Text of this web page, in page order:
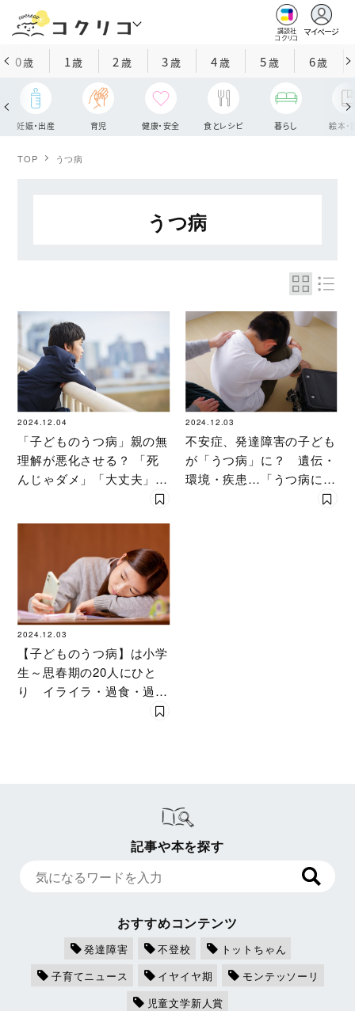
講談社
コクリコ
マイページ
0歳 1歳 2 歳 3歳 4歳 5歳 6歳
妊娠・出産 育児 健康・安全 食とレシピ 暮らし 絵本・
TOP うつ病
うつ病
2024.12.04
「子どものうつ病」親の無
理解が悪化させる？ 「死
んじゃダメ」「大丈夫」と
は言わない親の見守り方
2024.12.03
不安症、発達障害の子ども
が「うつ病」に？ 遺伝・
環境・疾患…「うつ病にな
りやすい子ども」の特徴と
2024.12.03
【子どものうつ病】は小学
生～思春期の20人にひと
り イライラ・過食・過眠
…「うつ病」のサインを見
記事や本を探す
おすすめコンテンツ
発達障害 不登校
トットちゃん
子育てニュース
イヤイヤ期
モンテッソーリ
児童文学新人賞